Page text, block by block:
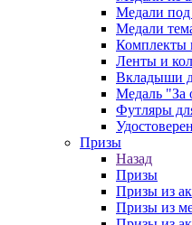
Медали
Медали
Комплекты
Ленты и
Вкладыши
Медаль "За
Футляры
Призы
Назад
Призы
Призы из
Призы из